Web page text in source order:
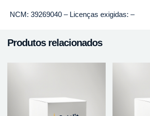
NCM: 39269040 – Licenças exigidas: –
Produtos relacionados